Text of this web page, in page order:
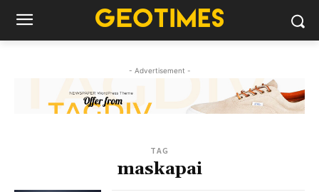
- Advertisement -
TAG
maskapai